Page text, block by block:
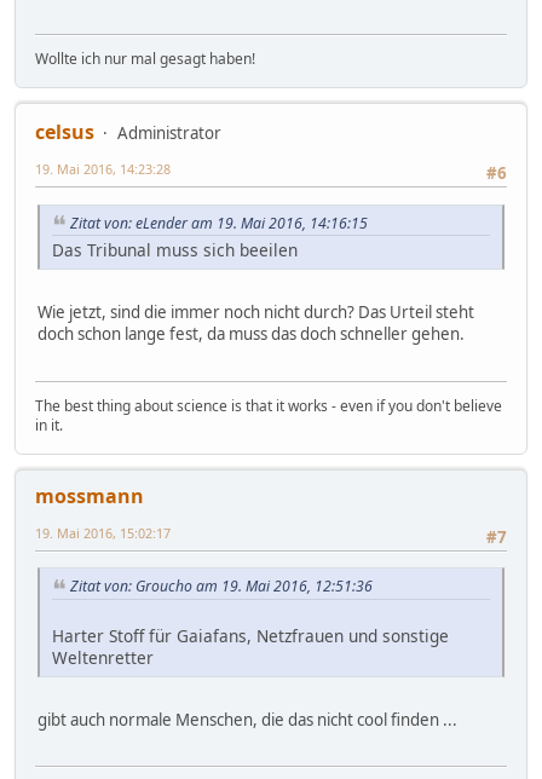
Wollte ich nur mal gesagt haben!
celsus
Administrator
#6
19. Mai 2016, 14:23:28
Zitat von: eLender am 19. Mai 2016, 14:16:15
Das Tribunal muss sich beeilen
Wie jetzt, sind die immer noch nicht durch? Das Urteil steht
doch schon lange fest, da muss das doch schneller gehen.
The best thing about science is that it works - even if you don't believe
in it.
mossmann
#7
19. Mai 2016, 15:02:17
Zitat von: Groucho am 19. Mai 2016, 12:51:36
Harter Stoff für Gaiafans, Netzfrauen und sonstige
Weltenretter
gibt auch normale Menschen, die das nicht cool finden ...